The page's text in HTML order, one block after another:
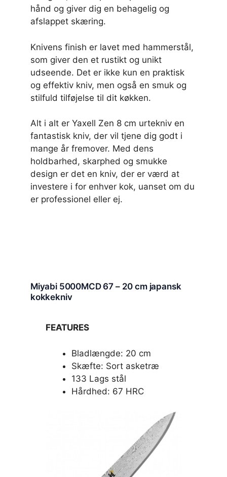
hånd og giver dig en behagelig og
afslappet skæring.
Knivens finish er lavet med hammerstål,
som giver den et rustikt og unikt
udseende. Det er ikke kun en praktisk
og effektiv kniv, men også en smuk og
stilfuld tilføjelse til dit køkken.
Alt i alt er Yaxell Zen 8 cm urtekniv en
fantastisk kniv, der vil tjene dig godt i
mange år fremover. Med dens
holdbarhed, skarphed og smukke
design er det en kniv, der er værd at
investere i for enhver kok, uanset om du
er professionel eller ej.
Miyabi 5000MCD 67 – 20 cm japansk
kokkekniv
FEATURES
Bladlængde: 20 cm
Skæfte: Sort asketræ
133 Lags stål
Hårdhed: 67 HRC